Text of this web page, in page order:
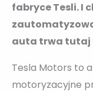
fabryce Tesli. I
auta trwa tutaj
Tesla Motors to
motoryzacyjne